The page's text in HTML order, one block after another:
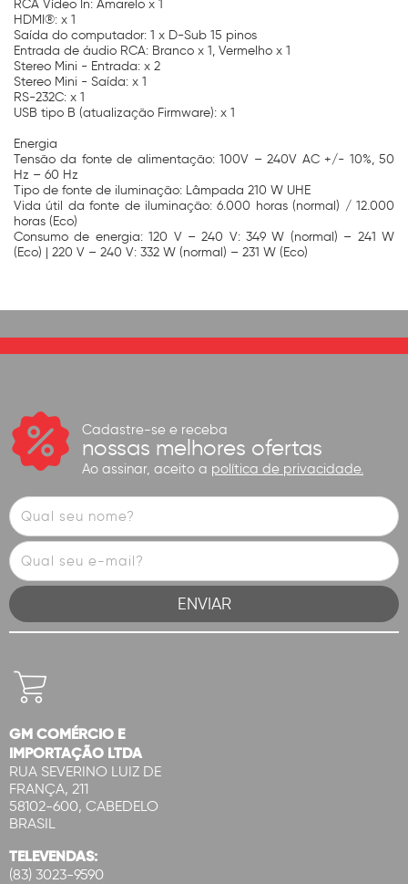
RCA Vídeo In: Amarelo x 1
HDMI®: x 1
Saída do computador: 1 x D-Sub 15 pinos
Entrada de áudio RCA: Branco x 1, Vermelho x 1
Stereo Mini - Entrada: x 2
Stereo Mini - Saída: x 1
RS-232C: x 1
USB tipo B (atualização Firmware): x 1
Energia
Tensão da fonte de alimentação: 100V – 240V AC +/- 10%, 50
Hz – 60 Hz
Tipo de fonte de iluminação: Lâmpada 210 W UHE
Vida útil da fonte de iluminação: 6.000 horas (normal) / 12.000
horas (Eco)
Consumo de energia: 120 V – 240 V: 349 W (normal) – 241 W
(Eco) | 220 V – 240 V: 332 W (normal) – 231 W (Eco)
Cadastre-se e receba
nossas melhores ofertas
Ao assinar, aceito a política de privacidade.
GM COMÉRCIO E
IMPORTAÇÃO LTDA
RUA SEVERINO LUIZ DE
FRANÇA, 211
58102-600, CABEDELO
BRASIL
TELEVENDAS:
(83) 3023-9590